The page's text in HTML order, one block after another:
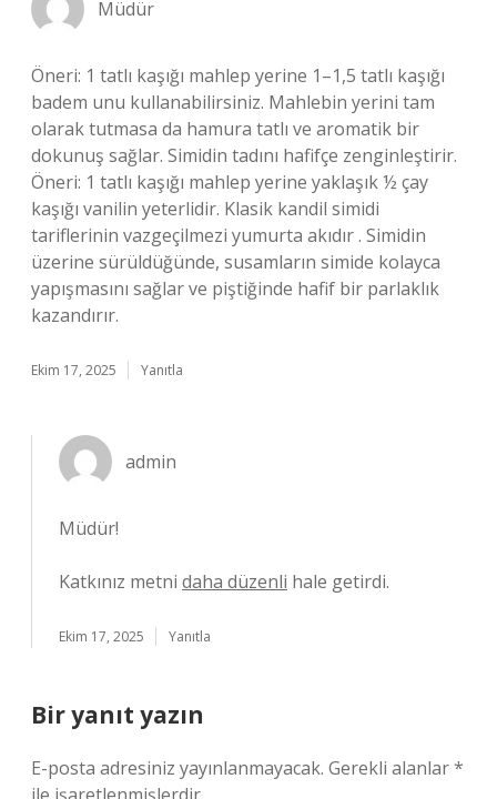
Müdür
Öneri: 1 tatlı kaşığı mahlep yerine 1–1,5 tatlı kaşığı
badem unu kullanabilirsiniz. Mahlebin yerini tam
olarak tutmasa da hamura tatlı ve aromatik bir
dokunuş sağlar. Simidin tadını hafifçe zenginleştirir.
Öneri: 1 tatlı kaşığı mahlep yerine yaklaşık ½ çay
kaşığı vanilin yeterlidir. Klasik kandil simidi
tariflerinin vazgeçilmezi yumurta akıdır . Simidin
üzerine sürüldüğünde, susamların simide kolayca
yapışmasını sağlar ve piştiğinde hafif bir parlaklık
kazandırır.
Ekim 17, 2025 Yanıtla
admin
Müdür!
Katkınız metni daha düzenli hale getirdi.
Ekim 17, 2025 Yanıtla
Bir yanıt yazın
E-posta adresiniz yayınlanmayacak. Gerekli alanlar*